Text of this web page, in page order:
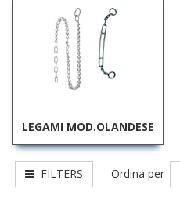
LEGAMI MOD.OLANDESE
FILTERS Ordina per